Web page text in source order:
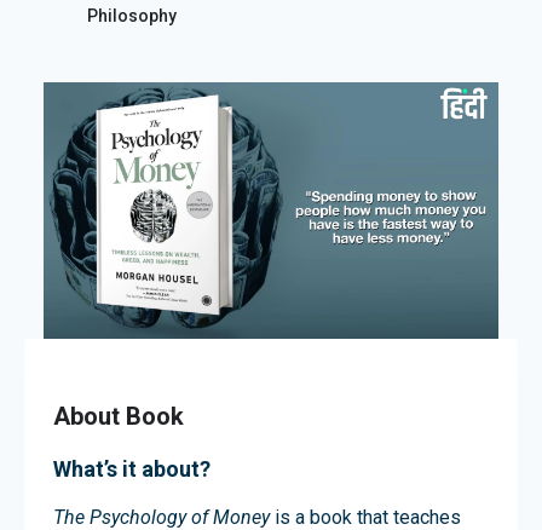
Philosophy
About Book
What’s it about?
The Psychology of Moneyis a book that teaches